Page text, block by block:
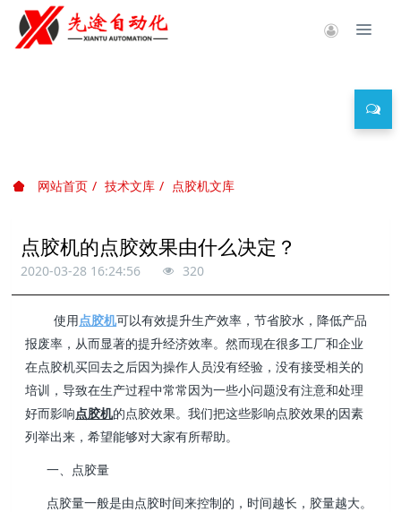
网站首页 技术文库 点胶机文库
点胶机的点胶效果由什么决定？
2020-03-28 16:24:56 320
使用 点胶机可以有效提升生产效率，节省胶水，降低产品
报废率，从而显著的提升经济效率。然而现在很多工厂和企业
在点胶机买回去之后因为操作人员没有经验，没有接受相关的
培训，导致在生产过程中常常因为一些小问题没有注意和处理
好而影响点胶机的点胶效果。我们把这些影响点胶效果的因素
列举出来，希望能够对大家有所帮助。
一、点胶量
点胶量一般是由点胶时间来控制的，时间越长，胶量越大。